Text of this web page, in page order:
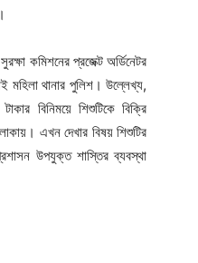
কমিশনের প্রজেক্ট অর্ডিনেটর
মহিলা থানার পুলিশ। উল্লেখ্য,
বিনিময়ে শিশুটিকে বিক্রি
এখন দেখার বিষয় শিশুটির
উপযুক্ত শাস্তির ব্যবস্থা